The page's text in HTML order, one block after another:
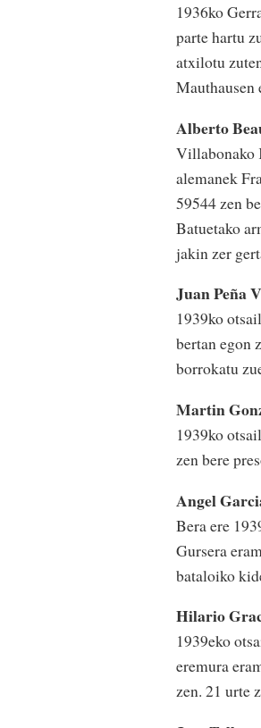
1936ko
parte hartu
atxilotu
Mauthausen
Alberto
Villabonako
alemanek
59544 zen
Batuetako
jakin zer
Juan Peña
1939ko
bertan egon
borrokatu
Martin
1939ko
zen bere
Angel
Bera ere
Gursera
bataloiko
Hilario
1939eko
eremura
zen. 21 urte